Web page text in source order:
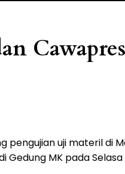
pengujian uji materil di
Gedung MK pada